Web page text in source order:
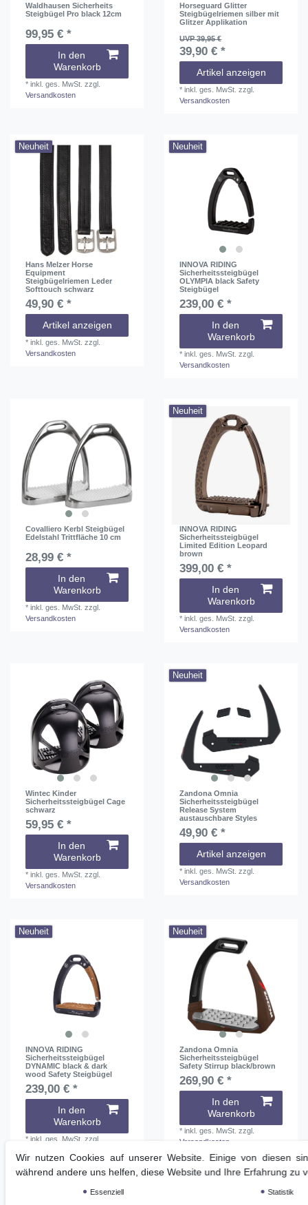
Waldhausen Sicherheits
Steigbügel Pro black 12cm
99,95 € *
In den
Warenkorb
*inkl. ges. MwSt. zzgl.
Versandkosten
Horseguard Glitter
Steigbügelriemen silber mit
Glitzer Applikation
UVP 39,95 €
39,90 € *
Artikel anzeigen
*inkl. ges. MwSt. zzgl.
Versandkosten
Neuheit
Hans Melzer Horse
Equipment
Steigbügelriemen Leder
Softtouch schwarz
49,90 € *
Artikel anzeigen
*inkl. ges. MwSt. zzgl.
Versandkosten
Neuheit
INNOVA RIDING
Sicherheitssteigbügel
OLYMPIA black Safety
Steigbügel
239,00 € *
In den
Warenkorb
*inkl. ges. MwSt. zzgl.
Versandkosten
Covalliero Kerbl Steigbügel
Edelstahl Trittfläche 10 cm
28,99 € *
In den
Warenkorb
*inkl. ges. MwSt. zzgl.
Versandkosten
Neuheit
INNOVA RIDING
Sicherheitssteigbügel
Limited Edition Leopard
brown
399,00 € *
In den
Warenkorb
*inkl. ges. MwSt. zzgl.
Versandkosten
Wintec Kinder
Sicherheitssteigbügel Cage
schwarz
59,95 € *
In den
Warenkorb
*inkl. ges. MwSt. zzgl.
Versandkosten
Neuheit
Zandona Omnia
Sicherheitssteigbügel
Release System
austauschbare Styles
49,90 € *
Artikel anzeigen
*inkl. ges. MwSt. zzgl.
Versandkosten
Neuheit
INNOVA RIDING
Sicherheitssteigbügel
DYNAMIC black & dark
wood Safety Steigbügel
239,00 € *
In den
Warenkorb
*inkl. ges. MwSt. zzgl.
Neuheit
Zandona Omnia
Sicherheitssteigbügel
Safety Stirrup black/brown
269,90 € *
In den
Warenkorb
*inkl. ges. MwSt. zzgl.
Versandkosten
Wir nutzen Cookies auf unserer Website. Einige von diesen
während andere uns helfen, diese Website und Ihre Erfahrung zu
Essenziell Statistik